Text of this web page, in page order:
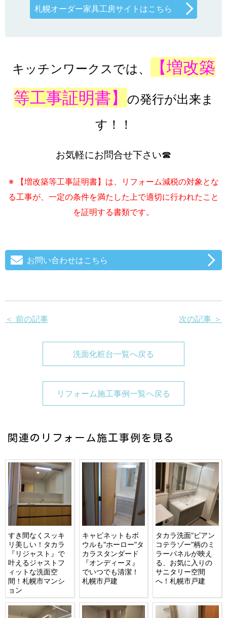
札幌オーダー家具工房サイトはこちら
キッチンワークスでは、
【増改築
等工事証明書】
の発行が出来ま
す！！
お気軽にお問合せ下さい☎
※ 【増改築等工事証明書】は、リフォーム減税の対象とな
る工事が、一定の条件を満たした上で適切に行われたこと
を証明する書類です。
お問い合わせはこちら
＜ 前の記事 次の記事 ＞
洗面化粧台一覧へ戻る
リフォーム施工事例一覧へ戻る
関連のリフォーム施工事例を見る
すき間なくスッキ
リ美しい！タカラ
『リジャスト』で
叶えるジャストフ
ィットな洗面空
間！札幌市マンシ
ョン
キャビネットもボ
ウルも“ホーロー”タ
カラスタンダード
『オンディーヌ』
でいつでも清潔！
札幌市戸建
タカラ洗面“ビアン
コテラゾー”柄のミ
ラーパネルが映え
る、お気に入りの
サニタリー空間
へ！札幌市戸建